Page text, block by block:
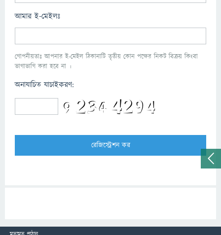
আমার ই-মেইলঃ
গোপনীয়তাঃ আপনার ই-মেইল ঠিকানাটি তৃতীয় কোন পক্ষের নিকট বিক্রয় কিংবা
ভাগাভাগি করা হবে না ।
অনাযাচিত যাচাইকরণ: